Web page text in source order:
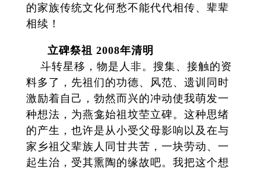
的家族传统文化何愁不能代代相传、辈辈
相续！
立碑祭祖 2008年清明
斗转星移，物是人非。搜集、接触的资
料多了，先祖们的功德、风范、遗训同时
激励着自己，勃然而兴的冲动使我萌发一
种想法，为燕龛始祖坟茔立碑。这种思绪
的产生，也许是从小受父母影响以及在与
家乡祖父辈族人同甘共苦，一块劳动、一
起生治，受其熏陶的缘故吧。我把这个想